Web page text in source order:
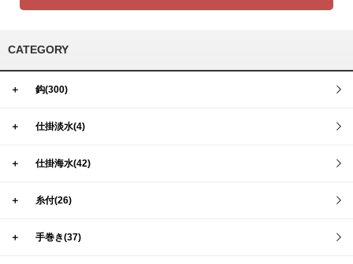
CATEGORY
＋ 鈎(300)
＋ 仕掛淡水(4)
＋ 仕掛海水(42)
＋ 糸付(26)
＋ 手巻き(37)